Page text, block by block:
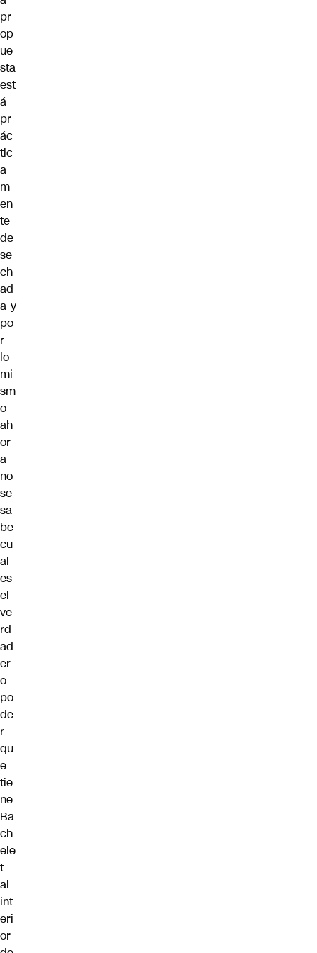
pr
op
ue
sta
est
á
pr
ác
tic
a
m
en
te
de
se
ch
ad
a y
po
r
lo
mi
sm
o
ah
or
a
no
se
sa
be
cu
al
es
el
ve
rd
ad
er
o
po
de
r
qu
e
tie
ne
Ba
ch
ele
t
al
int
eri
or